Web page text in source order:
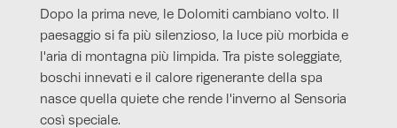
Dopo la prima neve, le Dolomiti cambiano volto. Il
paesaggio si fa più silenzioso, la luce più morbida e
l'aria di montagna più limpida. Tra piste soleggiate,
boschi innevati e il calore rigenerante della spa
nasce quella quiete che rende l'inverno al Sensoria
così speciale.